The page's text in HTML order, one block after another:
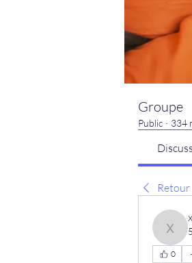
Groupe
Public · 334
Retour
0